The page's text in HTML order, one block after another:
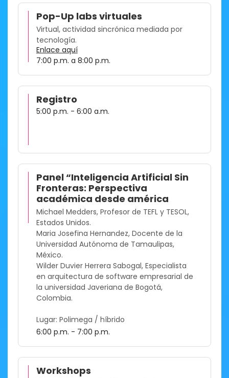
Pop-Up labs virtuales
Virtual, actividad sincrónica mediada por
tecnología.
Enlace aquí
7:00 p.m. a 8:00 p.m.
Registro
5:00 p.m. - 6:00 a.m.
Panel “Inteligencia Artificial Sin
Fronteras: Perspectiva
académica desde américa
Michael Medders, Profesor de TEFL y TESOL,
Estados Unidos.
Maria Josefina Hernandez, Docente de la
Universidad Autónoma de Tamaulipas,
México.
Wilder Duvier Herrera Sabogal, Especialista
en arquitectura de software empresarial de
la universidad Javeriana de Bogotá,
Colombia.
Lugar: Polimega / híbrido
6:00 p.m. - 7:00 p.m.
Workshops